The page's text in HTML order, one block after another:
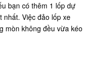
bạn có thêm 1 lốp dự
nhất. Việc đảo lốp xe
mòn không đều vừa kéo